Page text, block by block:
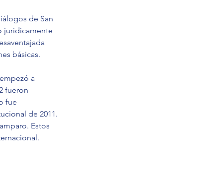
de San
jurídicamente
básicas.
a
fueron
fue
de 2011.
Estos